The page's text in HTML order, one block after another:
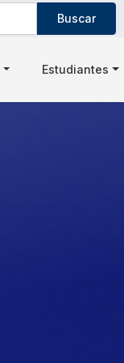
Estudiantes